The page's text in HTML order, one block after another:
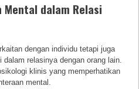
Mental dalam Relasi
dengan individu tetapi juga
dalam relasinya dengan orang lain.
klinis yang memperhatikan
mental.